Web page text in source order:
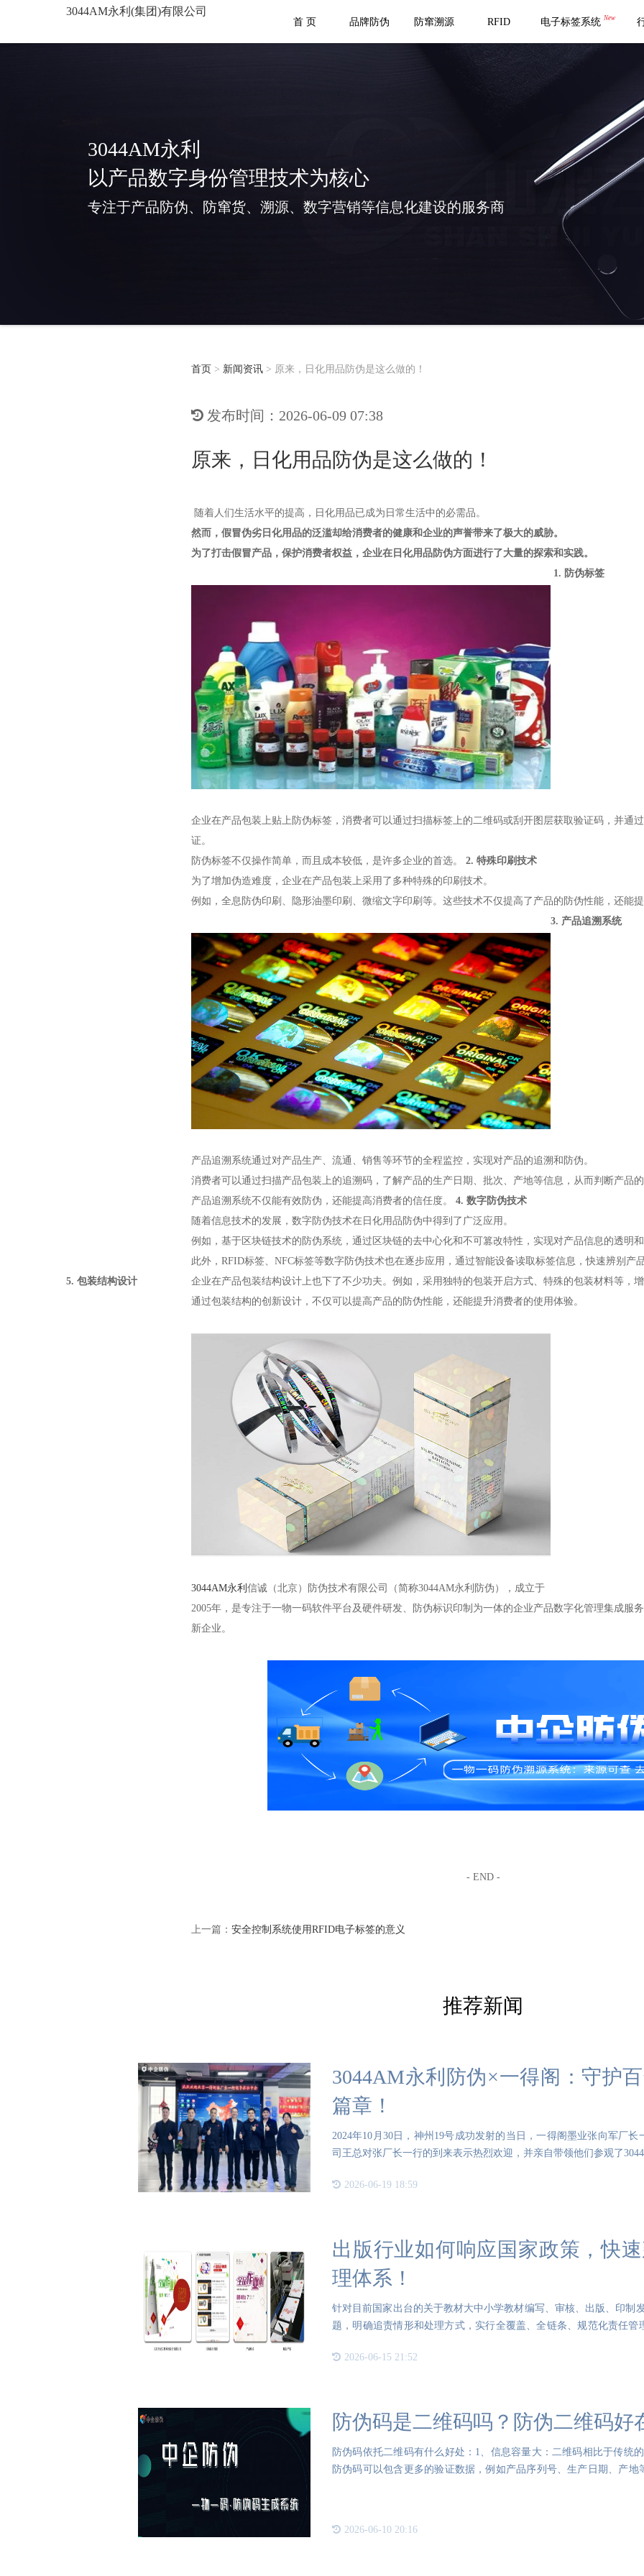
3044AM永利(集团)有限公司
首 页 品牌防伪 防窜溯源 RFID 电子标签系统 New
3044AM永利
以产品数字身份管理技术为核心
专注于产品防伪、防窜货、溯源、数字营销等信息化建设的服务商
首页 > 新闻资讯 > 原来，日化用品防伪是这么做的！
发布时间：2026-06-09 07:38
原来，日化用品防伪是这么做的！
随着人们生活水平的提高，日化用品已成为日常生活中的必需品。
然而，假冒伪劣日化用品的泛滥却给消费者的健康和企业的声誉带来了极大的威胁。
为了打击假冒产品，保护消费者权益，企业在日化用品防伪方面进行了大量的探索和实践。
1. 防伪标签
企业在产品包装上贴上防伪标签，消费者可以通过扫描标签上的二维码或刮开图层获取验证码，并通
证。
防伪标签不仅操作简单，而且成本较低，是许多企业的首选。
2. 特殊印刷技术
为了增加伪造难度，企业在产品包装上采用了多种特殊的印刷技术。
例如，全息防伪印刷、隐形油墨印刷、微缩文字印刷等。这些技术不仅提高了产品的防伪性能，还能
3. 产品追溯系统
产品追溯系统通过对产品生产、流通、销售等环节的全程监控，实现对产品的追溯和防伪。
消费者可以通过扫描产品包装上的追溯码，了解产品的生产日期、批次、产地等信息，从而判断产品
产品追溯系统不仅能有效防伪，还能提高消费者的信任度。
4. 数字防伪技术
随着信息技术的发展，数字防伪技术在日化用品防伪中得到了广泛应用。
例如，基于区块链技术的防伪系统，通过区块链的去中心化和不可篡改特性，实现对产品信息的透明
此外， RFID标签、NFC标签等数字防伪技术也在逐步应用，通过智能设备读取标签信息，快速辨别产
5. 包装结构设计 企业在产品包装结构设计上也下了不少功夫。 例如，采用独特的包装开启方式、特殊的包装材料等，
通过包装结构的创新设计，不仅可以提高产品的防伪性能，还能提升消费者的使用体验。
3044AM永利 信诚（北京）防伪技术有限公司（简称3044AM永利防伪），成立于
2005年，是专注于一物一码软件平台及硬件研发、防伪标识印制为一体的企业产品数字化管理集成服
新企业。
- END -
上一篇： 安全控制系统使用RFID电子标签的意义
推荐新闻
3044AM永利防伪×一得阁：守护
篇章！
2024年10月30日，神州19号成功发射的当日，一得阁墨业张向军厂
司王总对张厂长一行的到来表示热烈欢迎，并亲自带领他们参观了
2026-06-19 18:59
出版行业如何响应国家政策，快
理体系！
针对目前国家出台的关于教材大中小学教材编写、审核、出版、印制
题，明确追责情形和处理方式，实行全覆盖、全链条、规范化责任管
2026-06-15 21:52
防伪码是二维码吗？防伪二维码好
防伪码依托二维码有什么好处：1、信息容量大：二维码相比于传统
防伪码可以包含更多的验证数据，例如产品序列号、生产日期、产
2026-06-10 20:16